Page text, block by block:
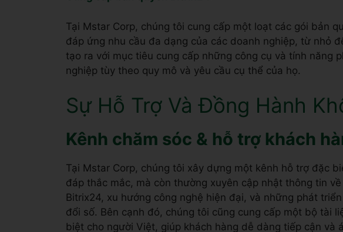
Tại Mstar Corp, chúng tôi cung cấp một loạt các gói bản
đáp ứng nhu cầu đa dạng của các doanh nghiệp, từ nhỏ
tạo ra với mục tiêu cung cấp những công cụ và tính năng
Sự Hỗ Trợ Và Đồng Hành
Kênh chăm sóc & hỗ trợ khách
Tại Mstar Corp, chúng tôi xây dựng một kênh hỗ trợ đặc
đáp thắc mắc, mà còn thường xuyên cập nhật thông tin
Bitrix24, xu hướng công nghệ hiện đại, và những phát
đổi số. Bên cạnh đó, chúng tôi cũng cung cấp một bộ tài